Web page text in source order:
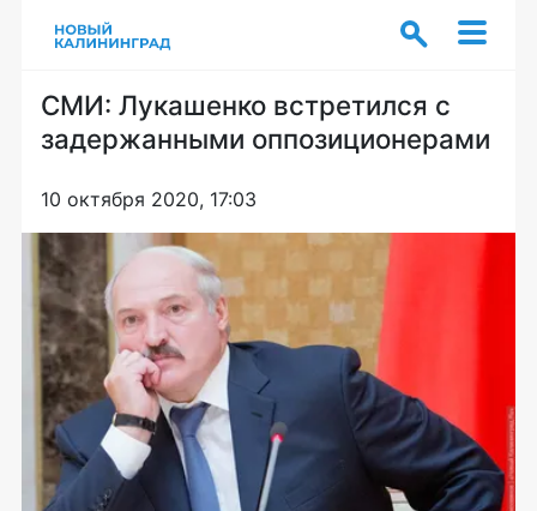
СМИ: Лукашенко встретился с
задержанными оппозиционерами
10 октября 2020, 17:03